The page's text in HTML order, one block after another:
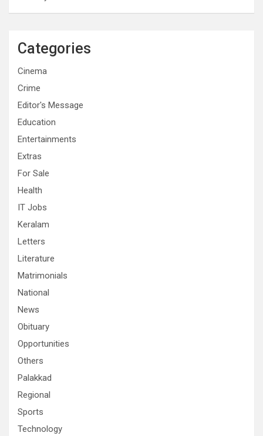
Categories
Cinema
Crime
Editor's Message
Education
Entertainments
Extras
For Sale
Health
IT Jobs
Keralam
Letters
Literature
Matrimonials
National
News
Obituary
Opportunities
Others
Palakkad
Regional
Sports
Technology